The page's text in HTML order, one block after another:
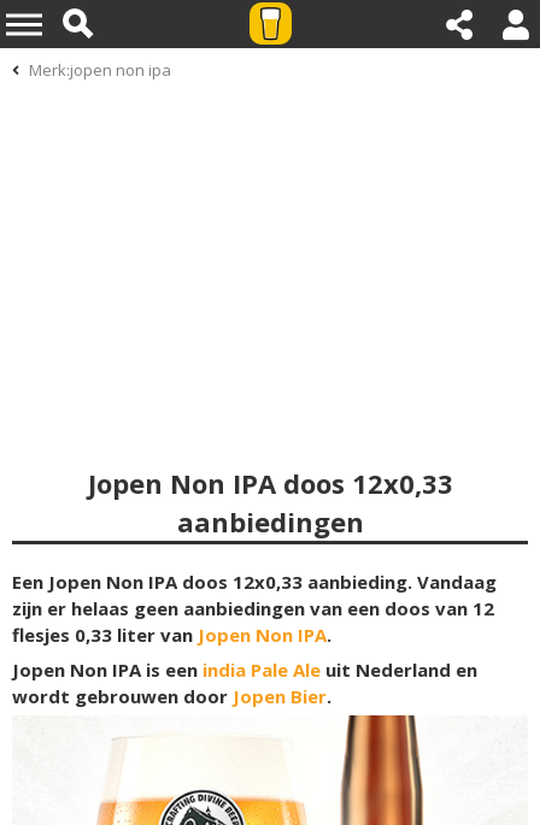
Merk:jopen non ipa
Jopen Non IPA doos 12x0,33
aanbiedingen
Een Jopen Non IPA doos 12x0,33 aanbieding. Vandaag
zijn er helaas geen aanbiedingen van een doos van 12
flesjes 0,33 liter van Jopen Non IPA.
Jopen Non IPA is een india Pale Ale uit Nederland en
wordt gebrouwen door Jopen Bier.